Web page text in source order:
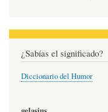
¿Sabías el significado?
Diccionario del Humor